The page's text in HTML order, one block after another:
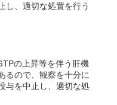
し、適切な処置を行う
の上昇等を伴う肝機
るので、観察を十分に
与を中止し、適切な処